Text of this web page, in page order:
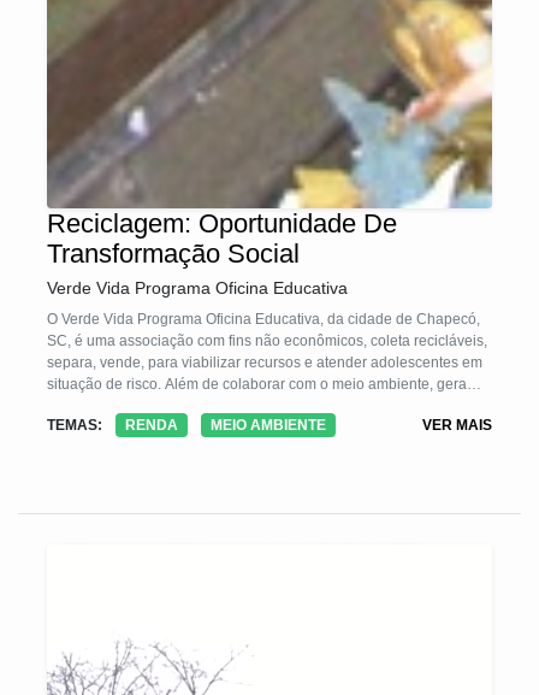
Reciclagem: Oportunidade De
Transformação Social
Verde Vida Programa Oficina Educativa
O Verde Vida Programa Oficina Educativa, da cidade de Chapecó,
SC, é uma associação com fins não econômicos, coleta recicláveis,
separa, vende, para viabilizar recursos e atender adolescentes em
situação de risco. Além de colaborar com o meio ambiente, gera
Possui forte interação com os Objetivos do Desenvolvimento
TEMAS: RENDA MEIO AMBIENTE VER MAIS